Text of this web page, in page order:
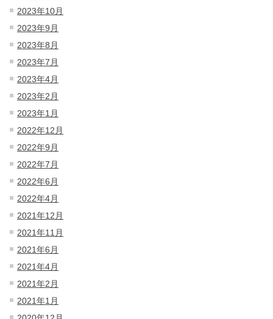
2023年10月
2023年9月
2023年8月
2023年7月
2023年4月
2023年2月
2023年1月
2022年12月
2022年9月
2022年7月
2022年6月
2022年4月
2021年12月
2021年11月
2021年6月
2021年4月
2021年2月
2021年1月